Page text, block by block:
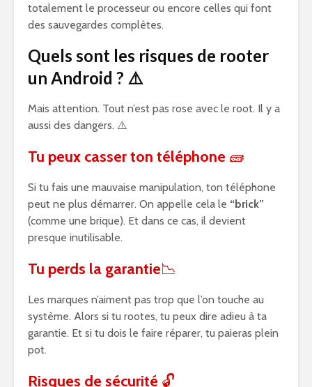
totalement le processeur ou encore celles qui font
des sauvegardes complètes.
Quels sont les risques de rooter
un Android ? ⚠️
Mais attention. Tout n’est pas rose avec le root. Il y a
aussi des dangers. ⚠️
Tu peux casser ton téléphone 🧱
Si tu fais une mauvaise manipulation, ton téléphone
peut ne plus démarrer. On appelle cela le “brick”
(comme une brique). Et dans ce cas, il devient
presque inutilisable.
Tu perds la garantie📉
Les marques n’aiment pas trop que l’on touche au
système. Alors si tu rootes, tu peux dire adieu à ta
garantie. Et si tu dois le faire réparer, tu paieras plein
pot.
Risques de sécurité 🔓